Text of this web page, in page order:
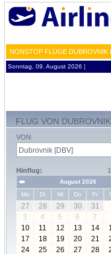
NONSTOP FLÜGE DUBROVNIK
Sonntag, 09. August 2026 ¦
FLUG VON
VON:
Hinflug:
August 2026
Mo
Di Mi Do Fr
27 28 29 30 31
3
4 5 6 7
10
11 12 13 14
17
18 19 20 21
24
25 26 27 28